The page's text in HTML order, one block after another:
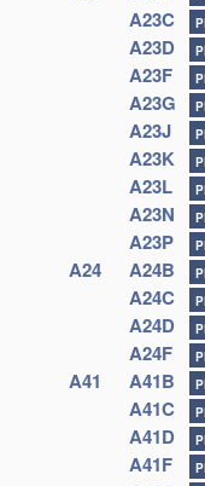
A23C
A23D
A23F
A23G
A23J
A23K
A23L
A23N
A23P
A24 A24B
A24C
A24D
A24F
A41 A41B
A41C
A41D
A41F